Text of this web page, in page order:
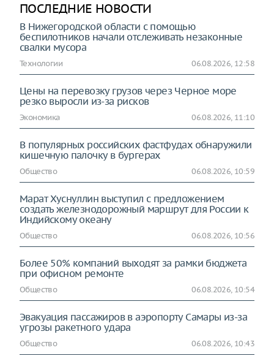
ПОСЛЕДНИЕ НОВОСТИ
В Нижегородской области с помощью
беспилотников начали отслеживать незаконные
свалки мусора
Технологии 06.08.2026, 12:58
Цены на перевозку грузов через Черное море
резко выросли из-за рисков
Экономика 06.08.2026, 11:10
В популярных российских фастфудах обнаружили
кишечную палочку в бургерах
Общество 06.08.2026, 10:59
Марат Хуснуллин выступил с предложением
создать железнодорожный маршрут для России к
Индийскому океану
Общество 06.08.2026, 10:56
Более 50% компаний выходят за рамки бюджета
при офисном ремонте
Общество 06.08.2026, 10:54
Эвакуация пассажиров в аэропорту Самары из-за
угрозы ракетного удара
Общество 06.08.2026, 10:43